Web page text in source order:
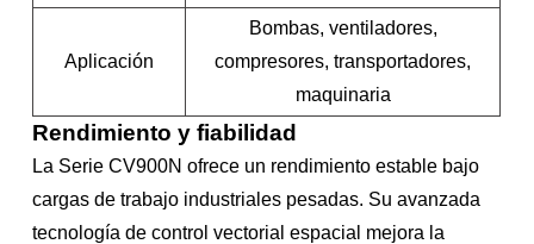
Aplicación
Bombas, ventiladores,
compresores, transportadores,
maquinaria
Rendimiento y fiabilidad
La Serie CV900N ofrece un rendimiento estable bajo
cargas de trabajo industriales pesadas. Su avanzada
tecnología de control vectorial espacial mejora la